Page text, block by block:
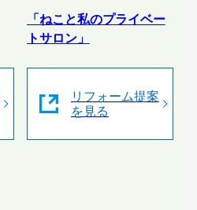
「ねこと私のプライベー
トサロン」
リフォーム提案
を見る